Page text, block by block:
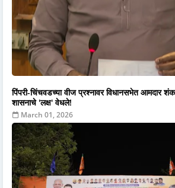
पिंपरी-चिंचवडच्या वीज प्रश्नावर विधानसभेत आमदार
शासनाचे 'लक्ष' वेधले!
March 01, 2026